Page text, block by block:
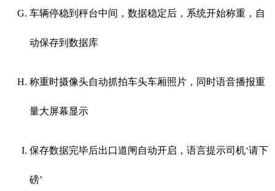
车辆停稳到秤台中间，数据稳定后，系统开始称重，自
动保存到数据库
称重时摄像头自动抓拍车头车厢照片，同时语音播报重
量大屏幕显示
保存数据完毕后出口道闸自动开启，语言提示司机‘请下
磅’